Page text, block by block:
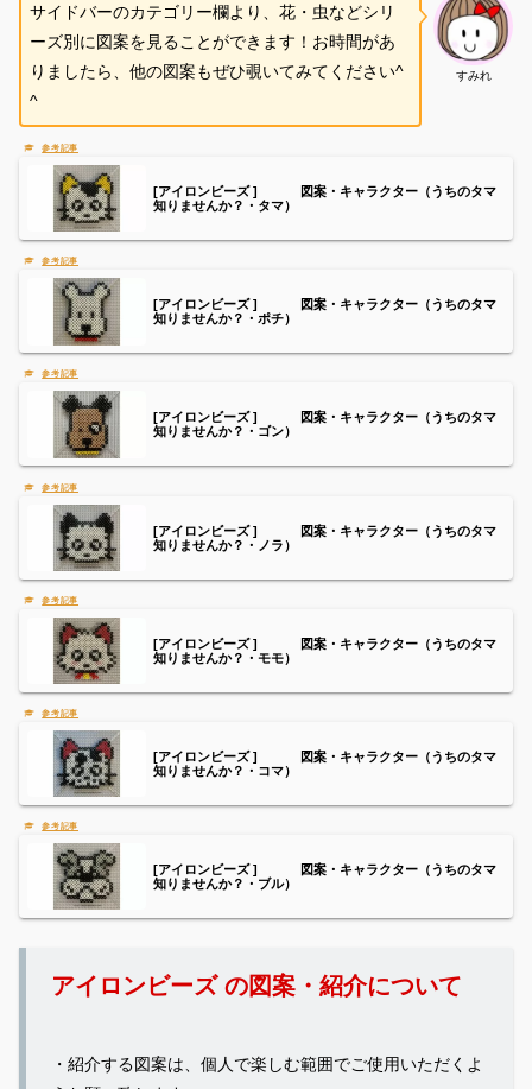
すみれ
サイドバーのカテゴリー欄より、花・虫などシリ
ーズ別に図案を見ることができます！お時間があ
りましたら、他の図案もぜひ覗いてみてください^
^
[アイロンビーズ ] 図案・キャラクター（うちのタマ
知りませんか？・タマ）
[アイロンビーズ ] 図案・キャラクター（うちのタマ
知りませんか？・ポチ）
[アイロンビーズ ] 図案・キャラクター（うちのタマ
知りませんか？・ゴン）
[アイロンビーズ ] 図案・キャラクター（うちのタマ
知りませんか？・ノラ）
[アイロンビーズ ] 図案・キャラクター（うちのタマ
知りませんか？・モモ）
[アイロンビーズ ] 図案・キャラクター（うちのタマ
知りませんか？・コマ）
[アイロンビーズ ] 図案・キャラクター（うちのタマ
知りませんか？・ブル）
アイロンビーズ の図案・紹介について
・紹介する図案は、個人で楽しむ範囲でご使用いただくよ